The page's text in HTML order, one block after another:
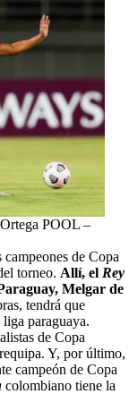
POOL –
de Copa
torneo. Allí, el Rey
Melgar de
tendrá que
paraguaya.
de Copa
Y, por último,
campeón de Copa
colombiano tiene la